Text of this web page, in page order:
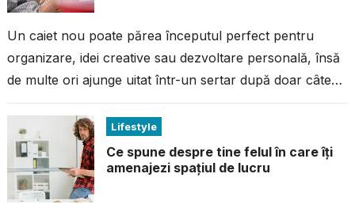
Un caiet nou poate părea începutul perfect pentru
organizare, idei creative sau dezvoltare personală, însă
de multe ori ajunge uitat într-un sertar după doar câteva
Lifestyle
Ce spune despre tine felul în care îți
amenajezi spațiul de lucru